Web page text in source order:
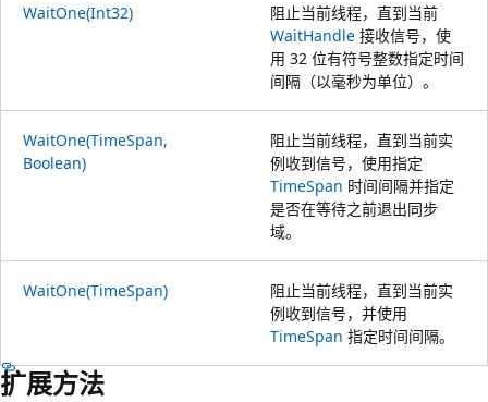
WaitOne(Int32)
阻止当前线程，直到当前
WaitHandle 接收信号，使
用 32 位有符号整数指定时间
间隔（以毫秒为单位）。
WaitOne(TimeSpan,
Boolean)
阻止当前线程，直到当前实
例收到信号，使用指定
TimeSpan 时间间隔并指定
是否在等待之前退出同步
域。
WaitOne(TimeSpan)
阻止当前线程，直到当前实
例收到信号，并使用
TimeSpan 指定时间间隔。
扩展方法